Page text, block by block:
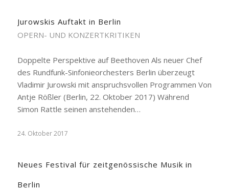
Jurowskis Auftakt in Berlin
OPERN- UND KONZERTKRITIKEN
Doppelte Perspektive auf Beethoven Als neuer Chef
des Rundfunk-Sinfonieorchesters Berlin überzeugt
Vladimir Jurowski mit anspruchsvollen Programmen Von
Antje Rößler (Berlin, 22. Oktober 2017) Während
Simon Rattle seinen anstehenden…
24. Oktober 2017
Neues Festival für zeitgenössische Musik in
Berlin